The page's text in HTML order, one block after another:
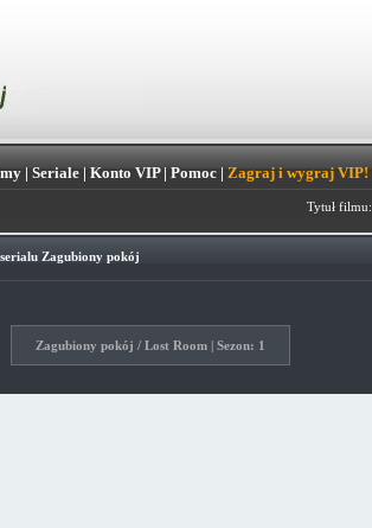
| Seriale| Konto VIP| Pomoc| Zagraj i wygraj VIP!
Tytuł filmu:
Zagubiony pokój
Zagubiony pokój / Lost Room | Sezon: 1